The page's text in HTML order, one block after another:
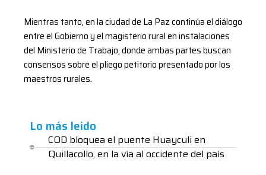
Mientras tanto, en la ciudad de La Paz continúa el diálogo
entre el Gobierno y el magisterio rural en instalaciones
del Ministerio de Trabajo, donde ambas partes buscan
consensos sobre el pliego petitorio presentado por los
maestros rurales.
Lo más leido
COD bloquea el puente Huayculi en
Quillacollo, en la vía al occidente del país